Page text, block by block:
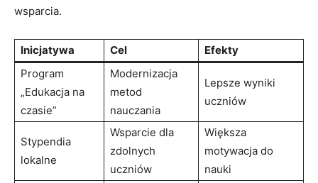
wsparcia.
Inicjatywa Cel
Efekty
Program
„Edukacja na
czasie”
Modernizacja
metod
nauczania
Lepsze wyniki
uczniów
Stypendia
lokalne
Wsparcie dla
zdolnych
uczniów
Większa
motywacja do
nauki